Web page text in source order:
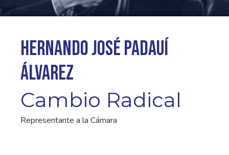
Hernando José Padauí
Álvarez
Cambio Radical
Representante a la Cámara